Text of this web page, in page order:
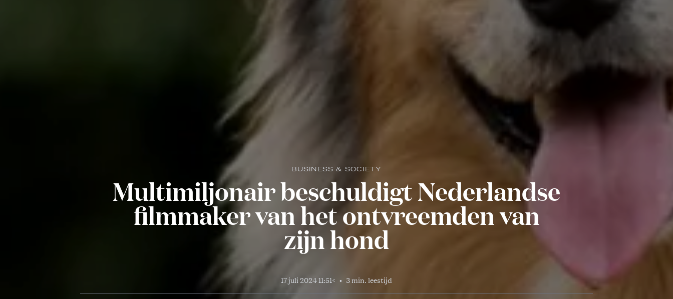
BUSINESS & SOCIETY
Multimiljonair beschuldigt Nederlandse
filmmaker van het ontvreemden van
zijn hond
17 juli 2024 11:51< • 3 min. leestijd